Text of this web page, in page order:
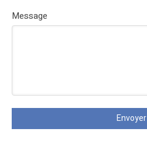
Message
Envoyer